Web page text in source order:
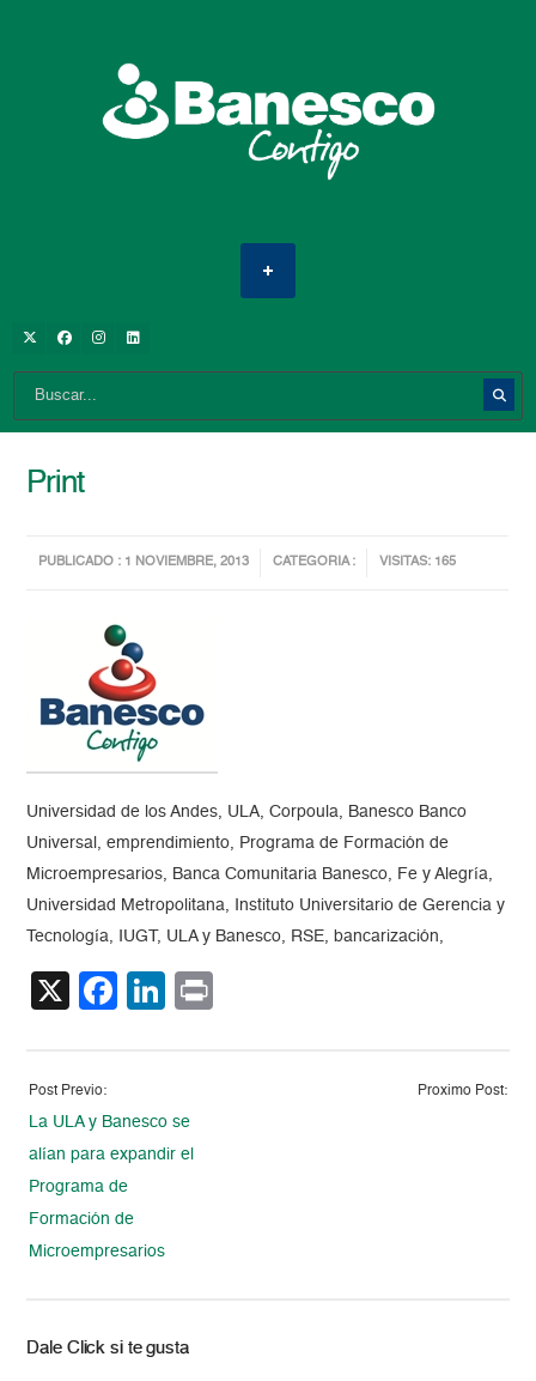
Print
PUBLICADO : 1 NOVIEMBRE, 2013 CATEGORIA : VISITAS: 165
Universidad de los Andes, ULA, Corpoula, Banesco Banco
Universal, emprendimiento, Programa de Formación de
Microempresarios, Banca Comunitaria Banesco, Fe y Alegría,
Universidad Metropolitana, Instituto Universitario de Gerencia y
Tecnología, IUGT, ULA y Banesco, RSE, bancarización,
X Facebook
LinkedIn
Post Previo:
La ULA y Banesco se
alían para expandir el
Programa de
Formación de
Microempresarios
Proximo Post:
Dale Click si te gusta